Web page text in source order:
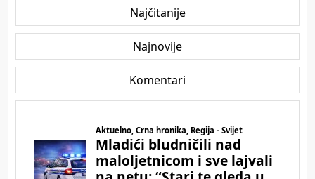
Najčitanije
Najnovije
Komentari